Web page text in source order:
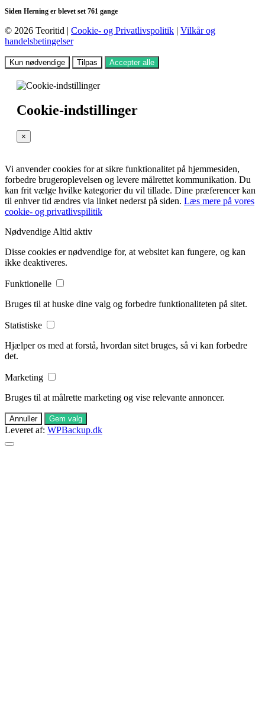
Siden Herning er blevet set 761 gange
© 2026 Teoritid | Cookie- og Privatlivspolitik | Vilkår og
handelsbetingelser
Kun nødvendige Tilpas Accepter alle
Cookie-indstillinger
×
Vi anvender cookies for at sikre funktionalitet på hjemmesiden,
forbedre brugeroplevelsen og levere målrettet kommunikation. Du
kan frit vælge hvilke kategorier du vil tillade. Dine præferencer kan
til enhver tid ændres via linket nederst på siden. Læs mere på vores
cookie- og privatlivspilitik
Nødvendige Altid aktiv
Disse cookies er nødvendige for, at websitet kan fungere, og kan
ikke deaktiveres.
Funktionelle
Bruges til at huske dine valg og forbedre funktionaliteten på sitet.
Statistiske
Hjælper os med at forstå, hvordan sitet bruges, så vi kan forbedre
det.
Marketing
Bruges til at målrette marketing og vise relevante annoncer.
Annuller Gem valg
Leveret af: WPBackup.dk